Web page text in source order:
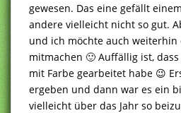
gewesen. Das eine gefällt
andere vielleicht nicht so gut.
und ich möchte auch
mitmachen 🙂 Auffällig ist,
mit Farbe gearbeitet habe 😉
ergeben und dann war es ein
vielleicht über das Jahr so